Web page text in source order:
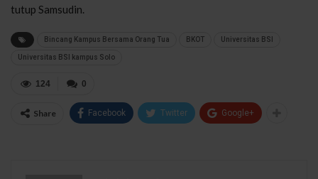
tutup Samsudin.
Bincang Kampus Bersama Orang Tua BKOT Universitas BSI
Universitas BSI kampus Solo
0
124
Share Facebook Twitter Google+